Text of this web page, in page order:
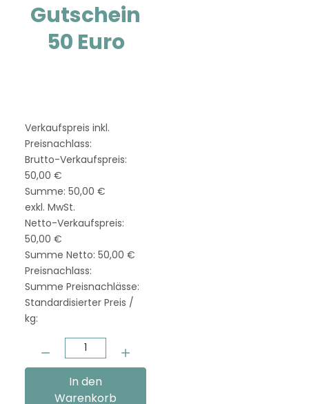
Gutschein
50 Euro
Verkaufspreis inkl.
Preisnachlass:
Brutto-Verkaufspreis:
50,00 €
Summe: 50,00 €
exkl. MwSt.
Netto-Verkaufspreis:
50,00 €
Summe Netto: 50,00 €
Preisnachlass:
Summe Preisnachlässe:
Standardisierter Preis /
kg:
In den
Warenkorb